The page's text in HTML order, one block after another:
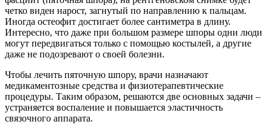
четко виден нарост, загнутый по направлению к пальцам.
Иногда остеофит достигает более сантиметра в длину.
Интересно, что даже при большом размере шпоры одни люди
могут передвигаться только с помощью костылей, а другие
даже не подозревают о своей болезни.
Чтобы лечить пяточную шпору, врачи назначают
медикаментозные средства и физиотерапевтические
процедуры. Таким образом, решаются две основных задачи –
устраняется воспаление и повышается эластичность
связочного аппарата.